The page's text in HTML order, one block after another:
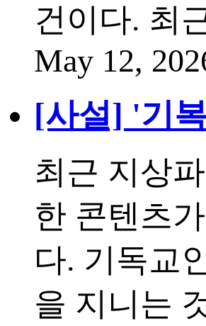
건이다. 최
May 12,
[사설] '기
최근 지상
한 콘텐츠
다. 기독교
을 지니는